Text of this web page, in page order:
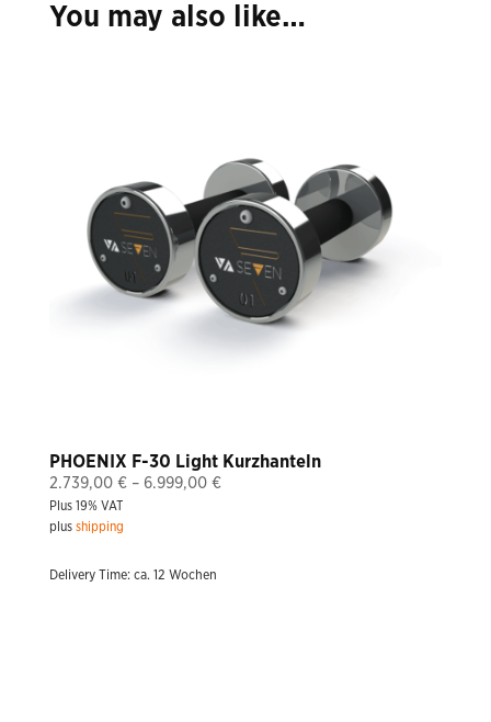
You may also like…
PHOENIX F-30 Light Kurzhanteln
2.739,00 € – 6.999,00 €Price
Plus 19% VAT
plus shipping
Delivery Time: ca. 12 Wochen